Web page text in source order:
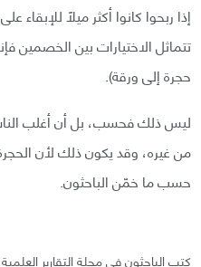
إذا ربحوا كانوا أكثر ميلًا للإبقاء
تتماثل الاختيارات بين الخصمين
حجرة إلى ورقة).
ليس ذلك فحسب، بل أن أغلب الناس
من غيره، وقد يكون ذلك لأن
حسب ما خمّن الباحثون.